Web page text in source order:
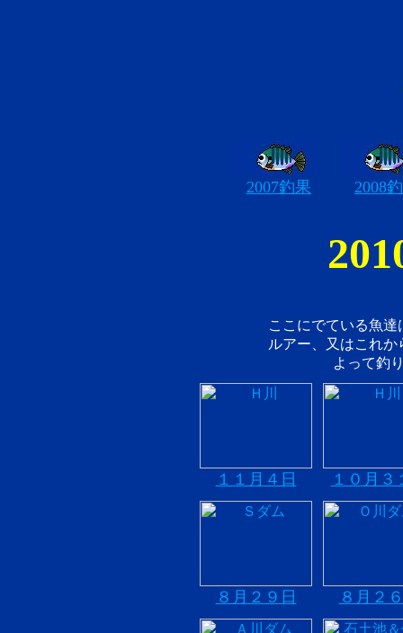
2007釣果 2008
ここにでている魚
ルアー、又はこれ
よって釣
１１月４日 １０月３
８月２９日 ８月２